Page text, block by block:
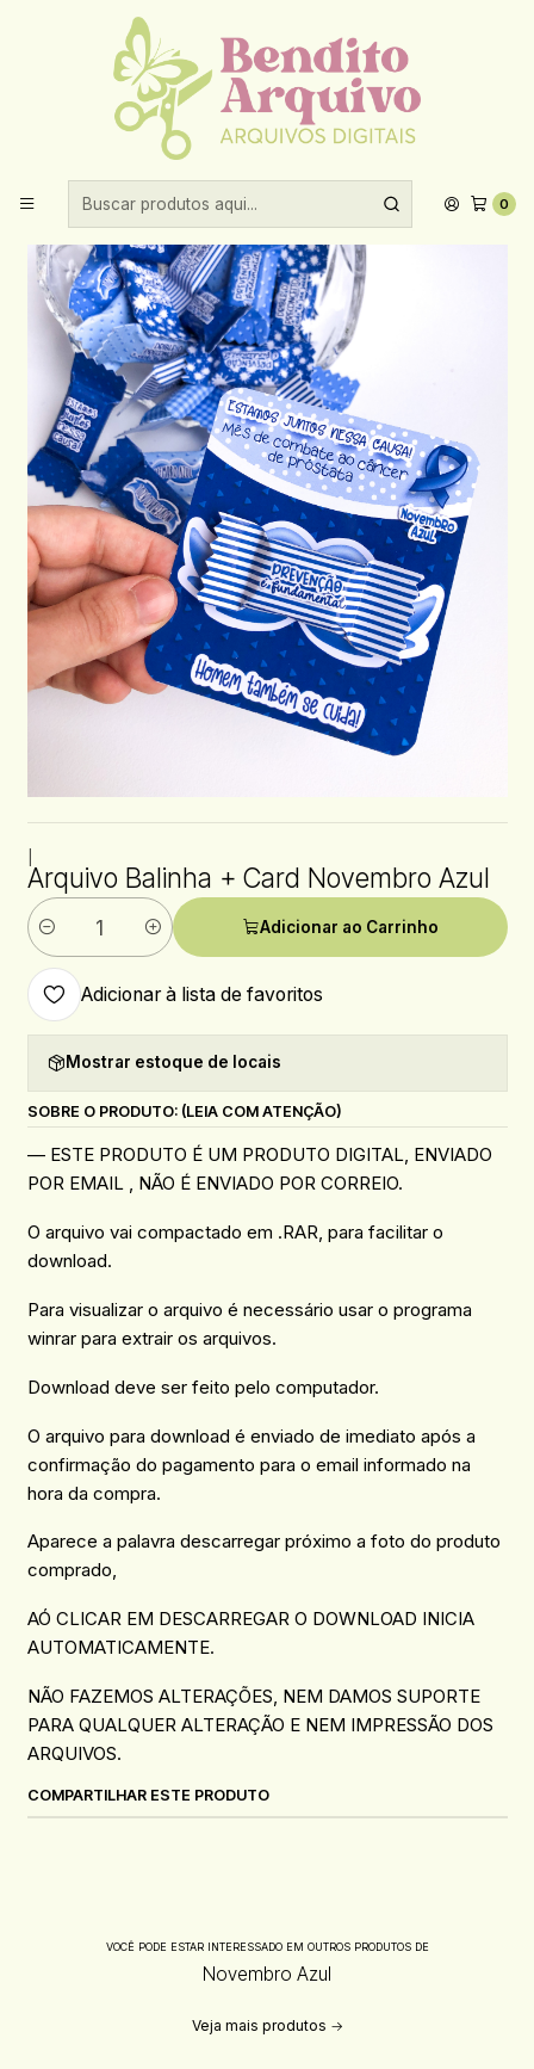
0
Aproveite 10% de desconto ao comprar acima de R$30,00!
Início Datas comemorativas
Novembro Azul
Arquivo Balinha + Card Novembro Azul
Arquivo Balinha + Card Novembro Azul
Quantidade
Adicionar ao Carrinho
Adicionar à lista de favoritos
Mostrar estoque de locais
SOBRE O PRODUTO: (LEIA COM ATENÇÃO)
— ESTE PRODUTO É UM PRODUTO DIGITAL, ENVIADO
POR EMAIL , NÃO É ENVIADO POR CORREIO.
O arquivo vai compactado em .RAR, para facilitar o
download.
Para visualizar o arquivo é necessário usar o programa
winrar para extrair os arquivos.
Download deve ser feito pelo computador.
O arquivo para download é enviado de imediato após a
confirmação do pagamento para o email informado na
hora da compra.
Aparece a palavra descarregar próximo a foto do produto
comprado,
AÓ CLICAR EM DESCARREGAR O DOWNLOAD INICIA
AUTOMATICAMENTE.
NÃO FAZEMOS ALTERAÇÕES, NEM DAMOS SUPORTE
PARA QUALQUER ALTERAÇÃO E NEM IMPRESSÃO DOS
ARQUIVOS.
COMPARTILHAR ESTE PRODUTO
VOCÊ PODE ESTAR INTERESSADO EM OUTROS PRODUTOS DE
Novembro Azul
Veja mais produtos